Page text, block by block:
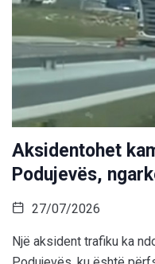
Aksidentohet
Podujevës,
27/07/2026
Një aksident trafiku ka